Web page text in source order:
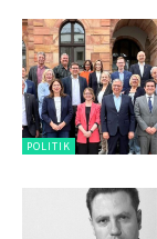
POLITIK